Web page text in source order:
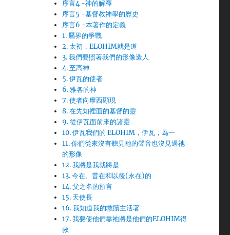
序言4 -神的解釋
序言5 -基督教神學的歷史
序言6 -本著作的定義
1. 屬界的爭戰
2. 太初，ELOHIM就是道
3. 我們要照著我們的形像造人
4. 至高神
5. 伊瓦的使者
6. 雅各的神
7. 使者向摩西顯現
8. 在先知裡面的基督的靈
9. 從伊瓦面前來的諸靈
10. 伊瓦我們的 ELOHIM，伊瓦，為一
11. 你們從來沒有聽見祂的聲音也沒見過祂
的形像
12. 我將是我就將是
13. 今在、昔在和以後(永在)的
14. 父之名的預言
15. 天使長
16. 我知道我的救贖主活著
17. 我要使他們靠祂將是他們的ELOHIM得
救